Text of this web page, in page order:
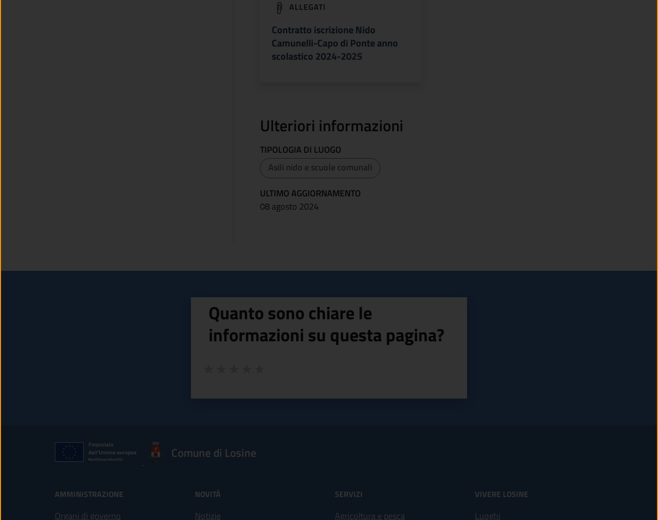
ALLEGATI
Contratto iscrizione Nido
Camunelli-Capo di Ponte anno
scolastico 2024-2025
(apre in un'altra scheda).
Ulteriori informazioni
TIPOLOGIA DI LUOGO
Asili nido e scuole comunali
ULTIMO AGGIORNAMENTO
08 agosto 2024
Quanto sono chiare le
informazioni su questa pagina?
Comune di Losine
AMMINISTRAZIONE
Organi di governo
NOVITÀ
Notizie
SERVIZI
Agricoltura e pesca
VIVERE LOSINE
Luoghi